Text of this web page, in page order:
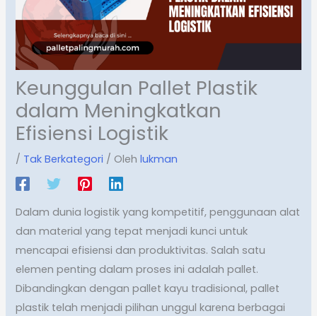
Keunggulan Pallet Plastik
dalam Meningkatkan
Efisiensi Logistik
/ Tak Berkategori / Olehlukman
Dalam dunia logistik yang kompetitif, penggunaan alat
dan material yang tepat menjadi kunci untuk
mencapai efisiensi dan produktivitas. Salah satu
elemen penting dalam proses ini adalah pallet.
Dibandingkan dengan pallet kayu tradisional, pallet
plastik telah menjadi pilihan unggul karena berbagai